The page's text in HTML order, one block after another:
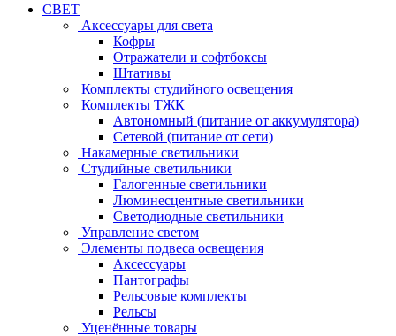
СВЕТ
Аксессуары для света
Кофры
Отражатели и софтбоксы
Штативы
Комплекты студийного освещения
Комплекты ТЖК
Автономный (питание от аккумулятора)
Сетевой (питание от сети)
Накамерные светильники
Студийные светильники
Галогенные светильники
Люминесцентные светильники
Светодиодные светильники
Управление светом
Элементы подвеса освещения
Аксессуары
Пантографы
Рельсовые комплекты
Рельсы
Уценённые товары